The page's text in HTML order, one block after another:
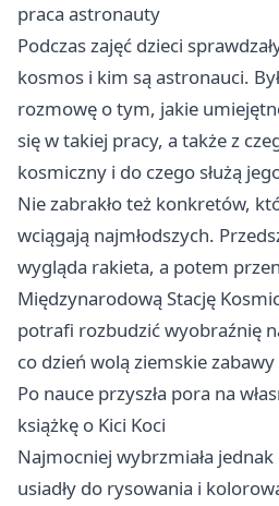
praca astronauty
Podczas zajęć dzieci
kosmos i kim są astronauci.
rozmowę o tym, jakie
się w takiej pracy, a także z
kosmiczny i do czego służą
Nie zabrakło też konkretów,
wciągają najmłodszych.
wygląda rakieta, a potem
Międzynarodową Stację
potrafi rozbudzić wyobraźnię
co dzień wolą ziemskie
Po nauce przyszła pora na
książkę o Kici Koci
Najmocniej wybrzmiała
usiadły do rysowania i